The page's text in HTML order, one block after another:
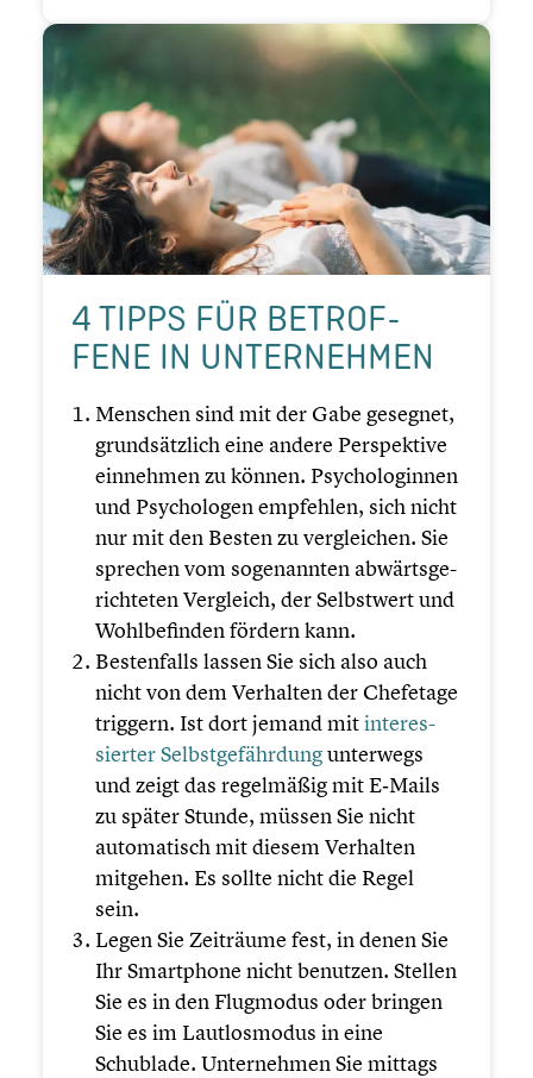
4 TIPPS FÜR BETROF­
FENE IN UNTER­NEH­MEN
Menschen sind mit der Gabe gesegnet,
grund­sätz­lich eine andere Perspek­tive
einnehmen zu können. Psycho­lo­gin­nen
und Psycho­lo­gen empfehlen, sich nicht
nur mit den Besten zu verglei­chen. Sie
sprechen vom sogenann­ten abwärts­ge­
rich­te­ten Vergleich, der Selbst­wert und
Wohlbe­fin­den fördern kann.
Besten­falls lassen Sie sich also auch
nicht von dem Verhalten der Chefetage
triggern. Ist dort jemand mitinter­es­
sier­ter Selbst­ge­fähr­dungunterwegs
und zeigt das regel­mä­ßig mit E‑Mails
zu später Stunde, müssen Sie nicht
automa­tisch mit diesem Verhalten
mitgehen. Es sollte nicht die Regel
sein.
Legen Sie Zeiträume fest, in denen Sie
Ihr Smart­phone nicht benutzen. Stellen
Sie es in den Flugmodus oder bringen
Sie es im Lautlos­mo­dus in eine
Schublade. Unter­neh­men Sie mittags